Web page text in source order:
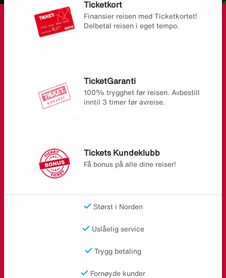
Ticketkort
Finansier reisen med Ticketkortet!
Delbetal reisen i eget tempo.
TicketGaranti
100% trygghet før reisen. Avbestill
inntil 3 timer før avreise.
Tickets Kundeklubb
Få bonus på alle dine reiser!
Størst i Norden
Uslåelig service
Trygg betaling
Fornøyde kunder